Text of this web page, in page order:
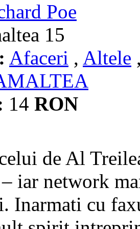
Poe
15
Afaceri , Altele
14 RON
de Al
iar network
Inarmati cu